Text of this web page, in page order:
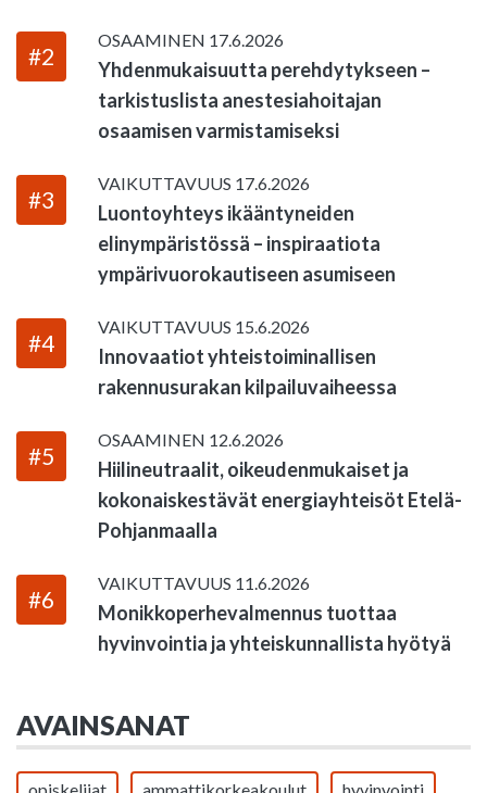
#2
OSAAMINEN 17.6.2026
Yhdenmukaisuutta perehdytykseen –
tarkistuslista anestesiahoitajan
osaamisen varmistamiseksi
#3
VAIKUTTAVUUS 17.6.2026
Luontoyhteys ikääntyneiden
elinympäristössä – inspiraatiota
ympärivuorokautiseen asumiseen
#4
VAIKUTTAVUUS 15.6.2026
Innovaatiot yhteistoiminallisen
rakennusurakan kilpailuvaiheessa
#5
OSAAMINEN 12.6.2026
Hiilineutraalit, oikeudenmukaiset ja
kokonaiskestävät energiayhteisöt Etelä-
Pohjanmaalla
#6
VAIKUTTAVUUS 11.6.2026
Monikkoperhevalmennus tuottaa
hyvinvointia ja yhteiskunnallista hyötyä
AVAINSANAT